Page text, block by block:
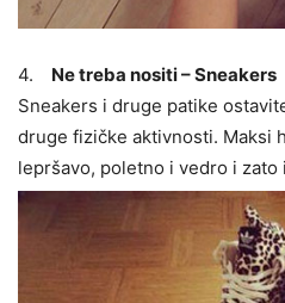
4.
Ne treba nositi – Sneakers
Sneakers i druge patike
druge fizičke aktivnosti. Maksi
lepršavo, poletno i vedro i zato